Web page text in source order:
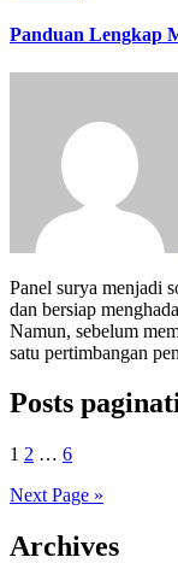
Panduan Lengkap
Panel surya menjadi solusi terbaik untuk menghemat biaya listrik
dan bersiap
Namun, sebelum
satu pertimbangan
Posts
1 2 … 6
Next Page »
Archives